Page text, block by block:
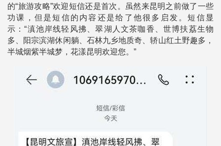
的“旅游攻略”欢迎短信还是首次。虽然来昆明之前做了一些
功课，但是短信的内容还是给了他很多启发。短信显
示：“滇池岸线轻风拂、翠湖人文茶咖香、世博扶荔生物
多、阳宗滨湖休闲躺、石林九乡地质奇、轿山红土野趣多，
半城烟紫半城梦，花漾昆明欢迎您。”